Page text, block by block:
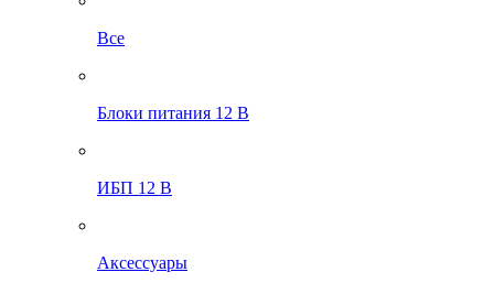
Все
Блоки питания 12 В
ИБП 12 В
Аксессуары